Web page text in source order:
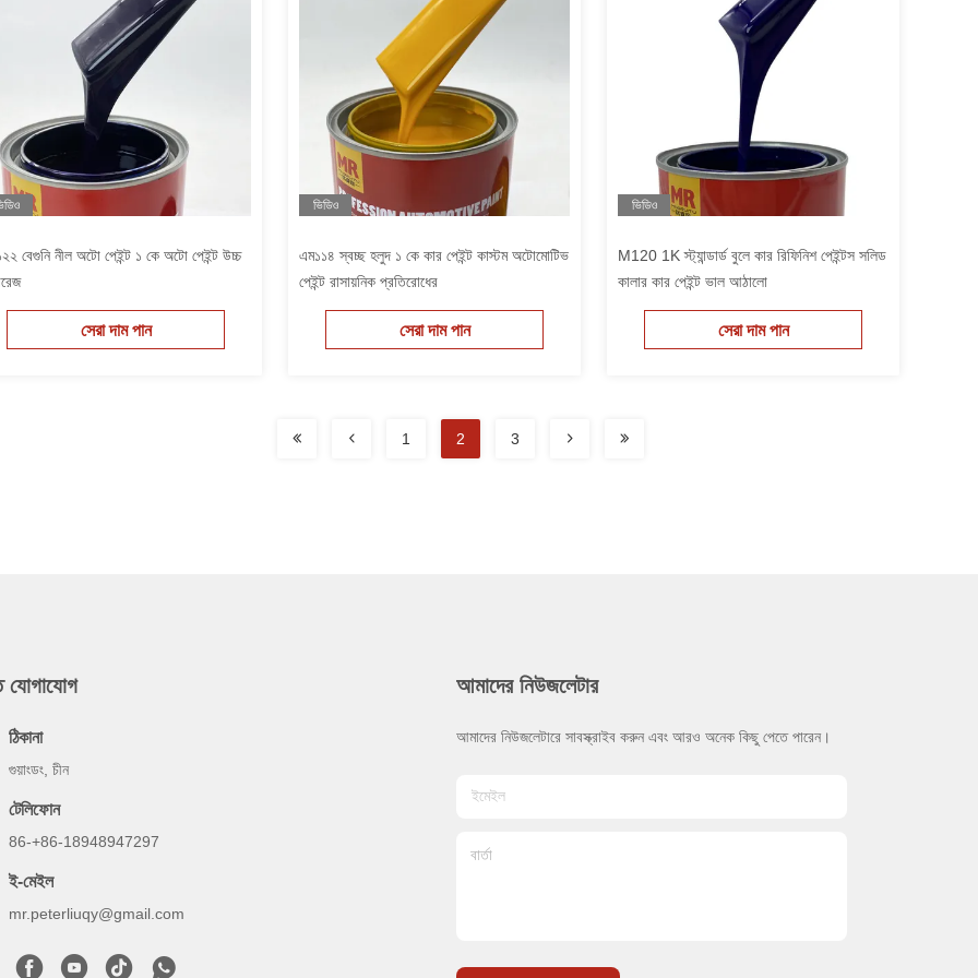
বেগুনি নীল অটো পেইন্ট ১ কে অটো পেইন্ট উচ্চ
সেরা দাম পান
ভিডিও
এম১১৪ স্বচ্ছ হলুদ ১ কে কার পেইন্ট কাস্টম অটোমোটিভ
পেইন্ট রাসায়নিক প্রতিরোধের
সেরা দাম পান
ভিডিও
M120 1K স্ট্যান্ডার্ড বুলে কার রিফিনিশ পেইন্টস সলিড
কালার কার পেইন্ট ভাল আঠালো
সেরা দাম পান
1 2 3
যোগাযোগ
ঠিকানা
গুয়াংডং, চীন
টেলিফোন
86-+86-18948947297
ই-মেইল
mr.peterliuqy@gmail.com
আমাদের নিউজলেটার
আমাদের নিউজলেটারে সাবস্ক্রাইব করুন এবং আরও অনেক কিছু পেতে পারেন।